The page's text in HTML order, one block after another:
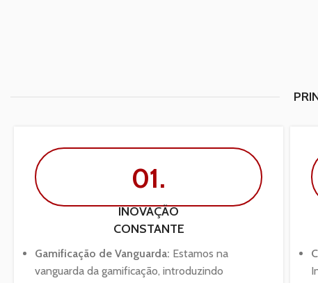
01.
INOVAÇÃO
CONSTANTE
Gamificação de Vanguarda: Estamos na
vanguarda da gamificação, introduzindo